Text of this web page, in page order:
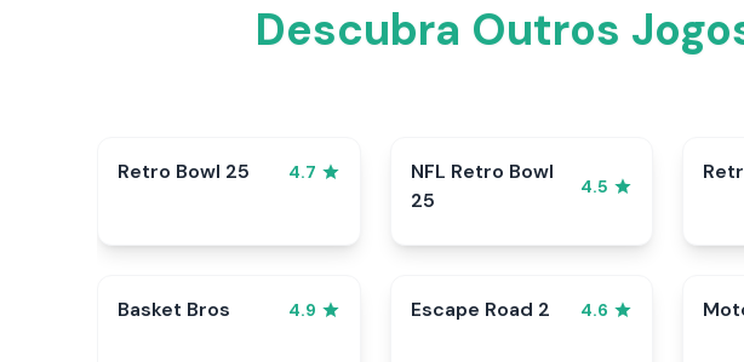
Descubra Outros
Retro Bowl 25 4.7
NFL Retro Bowl
25
4.5
Basket Bros 4.9 Escape Road 2 4.6